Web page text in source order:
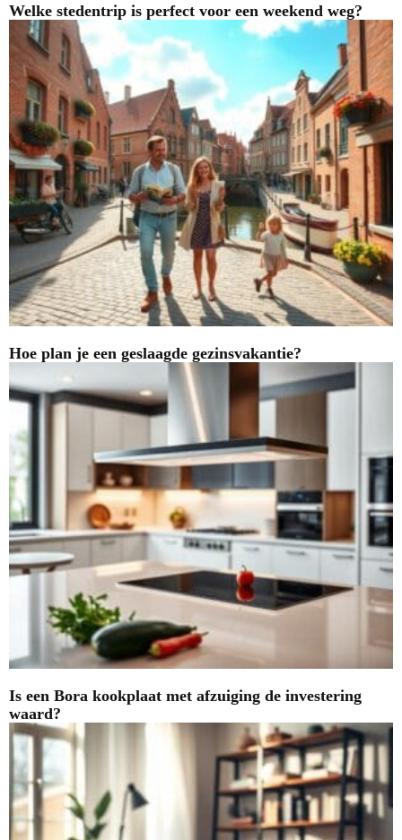
Welke stedentrip is perfect voor een weekend weg?
Hoe plan je een geslaagde gezinsvakantie?
Is een Bora kookplaat met afzuiging de investering
waard?